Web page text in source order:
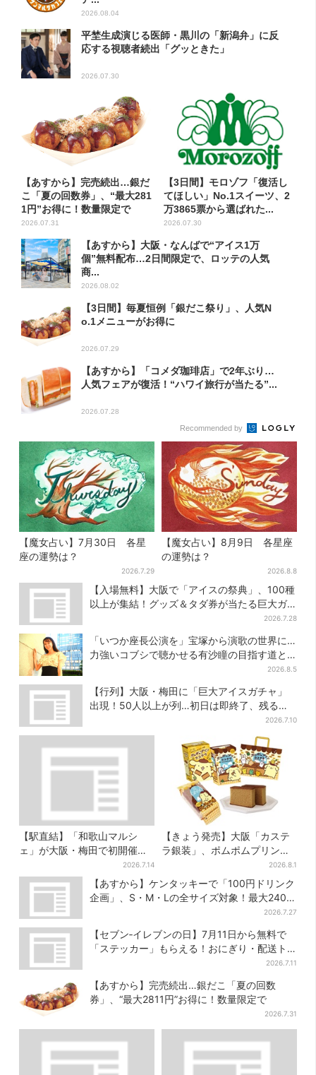
2026.08.04
平埜生成演じる医師・黒川の「新潟弁」に反
応する視聴者続出「グッときた」
2026.07.30
【あすから】完売続出…銀だ
こ「夏の回数券」、“最大281
1円”お得に！数量限定で
2026.07.31
【3日間】モロゾフ「復活し
てほしい」No.1スイーツ、2
万3865票から選ばれた...
2026.07.30
【あすから】大阪・なんばで“アイス1万
個”無料配布…2日間限定で、ロッテの人気
商...
2026.08.02
【3日間】毎夏恒例「銀だこ祭り」、人気N
o.1メニューがお得に
2026.07.29
【あすから】「コメダ珈琲店」で2年ぶり…
人気フェアが復活！“ハワイ旅行が当たる”...
2026.07.28
Recommended by
【魔女占い】7月30日 各星
座の運勢は？
2026.7.29
【魔女占い】8月9日 各星座
の運勢は？
2026.8.8
【入場無料】大阪で「アイスの祭典」、100種
以上が集結！グッズ＆タダ券が当たる巨大ガ
2026.7.28
「いつか座長公演を」宝塚から演歌の世界に…
力強いコブシで聴かせる有沙瞳の目指す道と
2026.8.5
【行列】大阪・梅田に「巨大アイスガチャ」
出現！50人以上が列…初日は即終了、残る開
2026.7.10
【駅直結】「和歌山マルシ
ェ」が大阪・梅田で初開催！
桃・シャインマスカット・巨
峰がずらり
2026.7.14
【きょう発売】大阪「カステ
ラ銀装」、ポムポムプリンと
初コラボ 紙袋まで限定デザ
インに
2026.8.1
【あすから】ケンタッキーで「100円ドリンク
企画」、S・M・Lの全サイズ対象！最大240円
2026.7.27
【セブン‐イレブンの日】7月11日から無料で
「ステッカー」もらえる！おにぎり・配送ト
2026.7.11
【あすから】完売続出…銀だこ「夏の回数
券」、“最大2811円”お得に！数量限定で
2026.7.31